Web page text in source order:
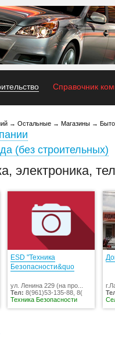
Справочник
→ Остальные → Магазины →
(без строительных)
электроника,
ESD "Техника
Безопасности&quo
ул. Ленина 229 (на про...
Тел: 8(961)53-135-88, 8(
Техника Безопасности